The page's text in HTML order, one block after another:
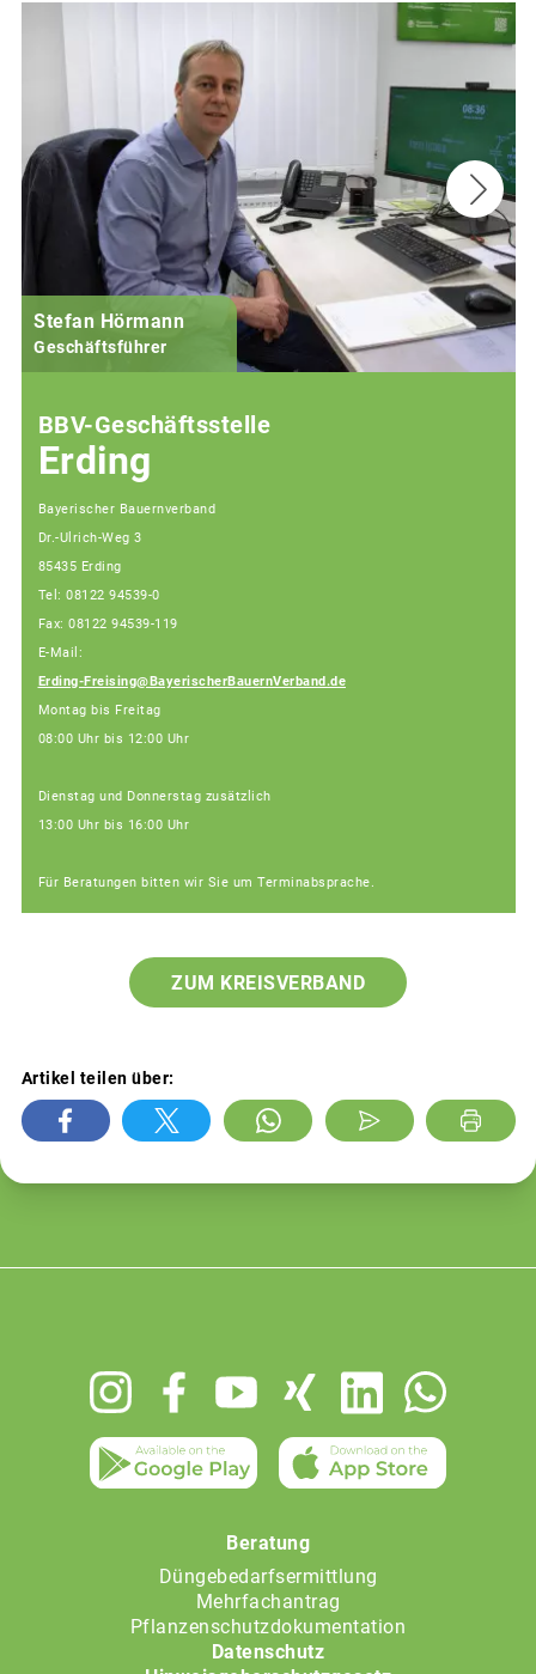
Stefan Hörmann
Geschäftsführer
BBV-Geschäftsstelle
Erding
Bayerischer Bauernverband
Dr.-Ulrich-Weg 3
85435 Erding
Tel: 08122 94539-0
Fax: 08122 94539-119
E-Mail:
Erding-Freising@BayerischerBauernVerband.de
Montag bis Freitag
08:00 Uhr bis 12:00 Uhr
Dienstag und Donnerstag zusätzlich
13:00 Uhr bis 16:00 Uhr
Für Beratungen bitten wir Sie um Terminabsprache.
ZUM KREISVERBAND
Artikel teilen über:
Beratung
Düngebedarfsermittlung
Mehrfachantrag
Pflanzenschutzdokumentation
Datenschutz